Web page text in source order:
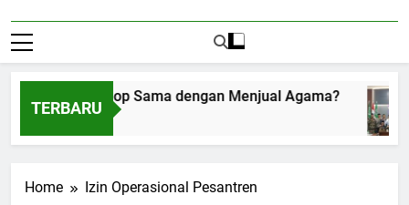
TERBARU
Menerima Amplop Sama dengan Menjual Agama?
Agustus 1, 2026
Home Izin Operasional Pesantren